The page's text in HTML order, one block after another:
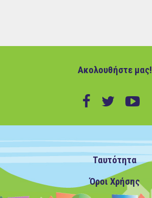
Ακολουθήστε μας!
Ταυτότητα
Όροι Χρήσης